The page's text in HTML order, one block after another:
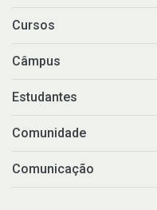
Cursos
Câmpus
Estudantes
Comunidade
Comunicação